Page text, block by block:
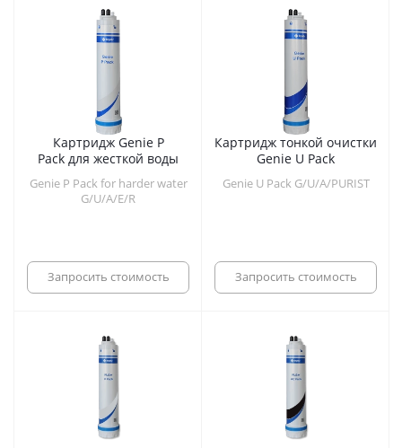
Картридж Genie P
Pack для жесткой воды
Genie P Pack for harder water
G/U/A/E/R
Запросить стоимость
Картридж тонкой очистки
Genie U Pack
Genie U Pack G/U/A/PURIST
Запросить стоимость